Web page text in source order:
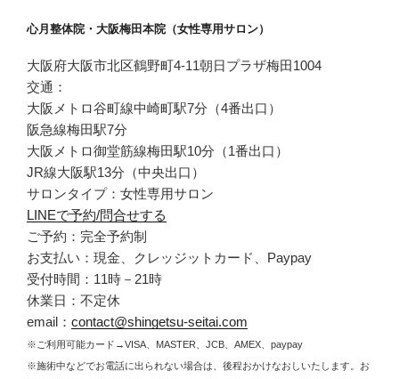
心月整体院・大阪梅田本院（女性専用サロン）
大阪府大阪市北区鶴野町4-11朝日プラザ梅田1004
交通：
大阪メトロ谷町線中崎町駅7分（4番出口）
阪急線梅田駅7分
大阪メトロ御堂筋線梅田駅10分（1番出口）
JR線大阪駅13分（中央出口）
サロンタイプ：女性専用サロン
LINEで予約/問合せする
ご予約：完全予約制
お支払い：現金、クレッジットカード、Paypay
受付時間：11時－21時
休業日：不定休
email： contact@shingetsu-seitai.com
※ご利用可能カード→VISA、MASTER、JCB、AMEX、paypay
※施術中などでお電話に出られない場合は、後程おかけなおしいたします。お